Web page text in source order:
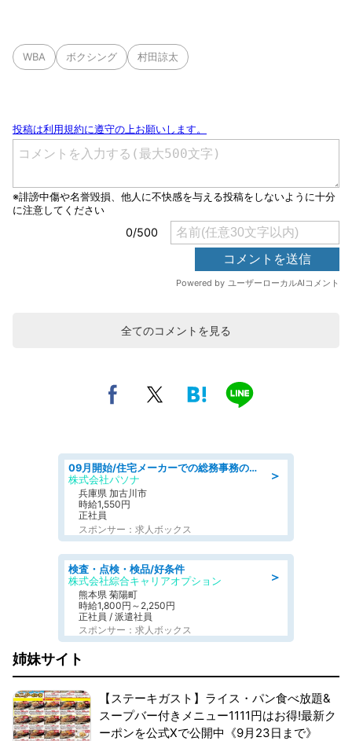
WBA ボクシング 村田諒太
全てのコメントを見る
＞
09月開始/住宅メーカーでの総務事務のお仕事/駅近/車通勤可/一般事務/人事労務
株式会社パソナ
兵庫県 加古川市
時給1,550円
正社員
スポンサー：求人ボックス
＞
検査・点検・検品/好条件
株式会社綜合キャリアオプション
熊本県 菊陽町
時給1,800円～2,250円
正社員 / 派遣社員
スポンサー：求人ボックス
姉妹サイト
【ステーキガスト】ライス・パン食べ放題&
スープバー付きメニュー1111円はお得!最新ク
ーポンを公式Xで公開中《9月23日まで》